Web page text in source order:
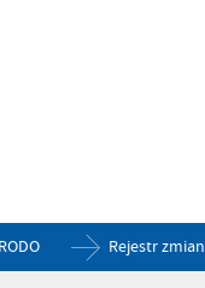
RODO Rejestr zmian